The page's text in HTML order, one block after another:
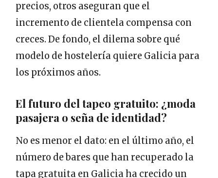
precios, otros aseguran que el
incremento de clientela compensa con
creces. De fondo, el dilema sobre qué
modelo de hostelería quiere Galicia para
los próximos años.
El futuro del tapeo gratuito: ¿moda
pasajera o seña de identidad?
No es menor el dato: en el último año, el
número de bares que han recuperado la
tapa gratuita en Galicia ha crecido un